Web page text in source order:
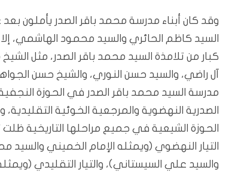
السيد كاظم الحائري والسيد محمود الهاشمي،
كبار من تلامذة السيد محمد باقر الصدر، مثل
آل راضي، والسيد حسن النوري، والشيخ حسن
مدرسة السيد محمد باقر الصدر في الحوزة
الصدرية النهضوية والمرجعية الخوئية
الحوزة الشيعية في جميع مراحلها التاريخية
التيار النهضوي (ويمثله الإمام الخميني والسيد
والسيد علي السيستاني)، والتيار التقليدي